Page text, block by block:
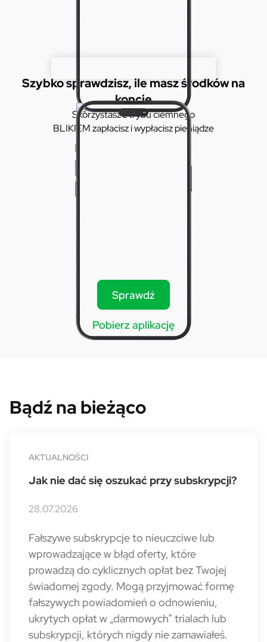
Szybko sprawdzisz, ile masz środków na
koncie
Skorzystasz z trybu ciemnego
BLIKIEM zapłacisz i wypłacisz pieniądze
Sprawdź
Pobierz aplikację
Bądź na bieżąco
AKTUALNOŚCI
Jak nie dać się oszukać przy subskrypcji?
28.07.2026
Fałszywe subskrypcje to nieuczciwe lub
wprowadzające w błąd oferty, które
prowadzą do cyklicznych opłat bez Twojej
świadomej zgody. Mogą przyjmować formę
fałszywych powiadomień o odnowieniu,
ukrytych opłat w „darmowych” trialach lub
subskrypcji, których nigdy nie zamawiałeś.